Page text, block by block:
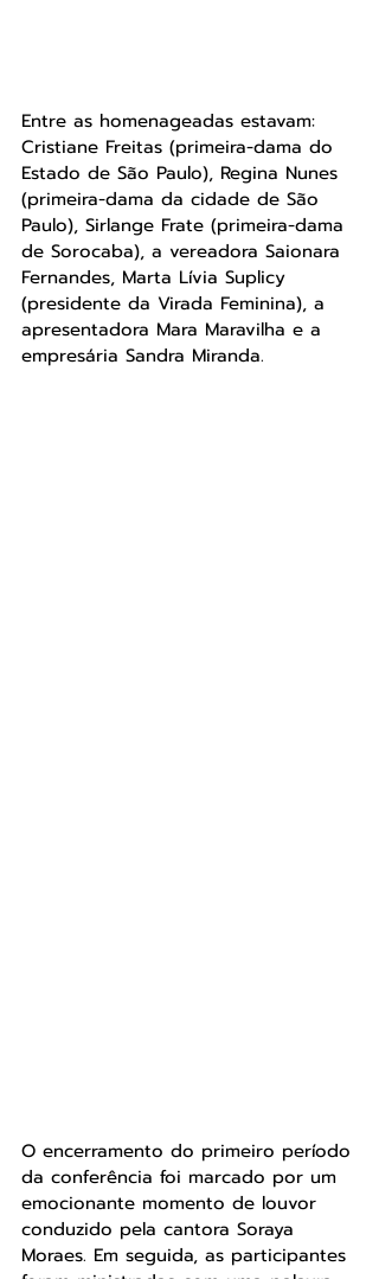
Entre as homenageadas estavam:
Cristiane Freitas (primeira-dama do
Estado de São Paulo), Regina Nunes
(primeira-dama da cidade de São
Paulo), Sirlange Frate (primeira-dama
de Sorocaba), a vereadora Saionara
Fernandes, Marta Lívia Suplicy
(presidente da Virada Feminina), a
apresentadora Mara Maravilha e a
empresária Sandra Miranda.
O encerramento do primeiro período
da conferência foi marcado por um
emocionante momento de louvor
conduzido pela cantora Soraya
Moraes. Em seguida, as participantes